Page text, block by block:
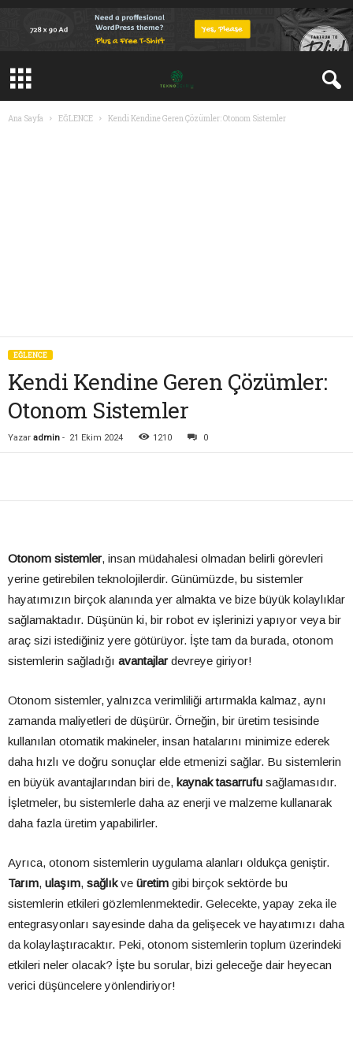
Ana Sayfa EĞLENCE Kendi Kendine Geren Çözümler: Otonom Sistemler
EĞLENCE
Kendi Kendine Geren Çözümler:
Otonom Sistemler
Yazar admin - 21 Ekim 2024 1210 0
Otonom sistemler, insan müdahalesi olmadan belirli görevleri
yerine getirebilen teknolojilerdir. Günümüzde, bu sistemler
hayatımızın birçok alanında yer almakta ve bize büyük kolaylıklar
sağlamaktadır. Düşünün ki, bir robot ev işlerinizi yapıyor veya bir
araç sizi istediğiniz yere götürüyor. İşte tam da burada, otonom
sistemlerin sağladığı avantajlardevreye giriyor!
Otonom sistemler, yalnızca verimliliği artırmakla kalmaz, aynı
zamanda maliyetleri de düşürür. Örneğin, bir üretim tesisinde
kullanılan otomatik makineler, insan hatalarını minimize ederek
daha hızlı ve doğru sonuçlar elde etmenizi sağlar. Bu sistemlerin
en büyük avantajlarından biri de, kaynak tasarrufu sağlamasıdır.
İşletmeler, bu sistemlerle daha az enerji ve malzeme kullanarak
daha fazla üretim yapabilirler.
Ayrıca, otonom sistemlerin uygulama alanları oldukça geniştir.
Tarım, ulaşım, sağlıkve üretim gibi birçok sektörde bu
sistemlerin etkileri gözlemlenmektedir. Gelecekte, yapay zeka ile
entegrasyonları sayesinde daha da gelişecek ve hayatımızı daha
da kolaylaştıracaktır. Peki, otonom sistemlerin toplum üzerindeki
etkileri neler olacak? İşte bu sorular, bizi geleceğe dair heyecan
verici düşüncelere yönlendiriyor!